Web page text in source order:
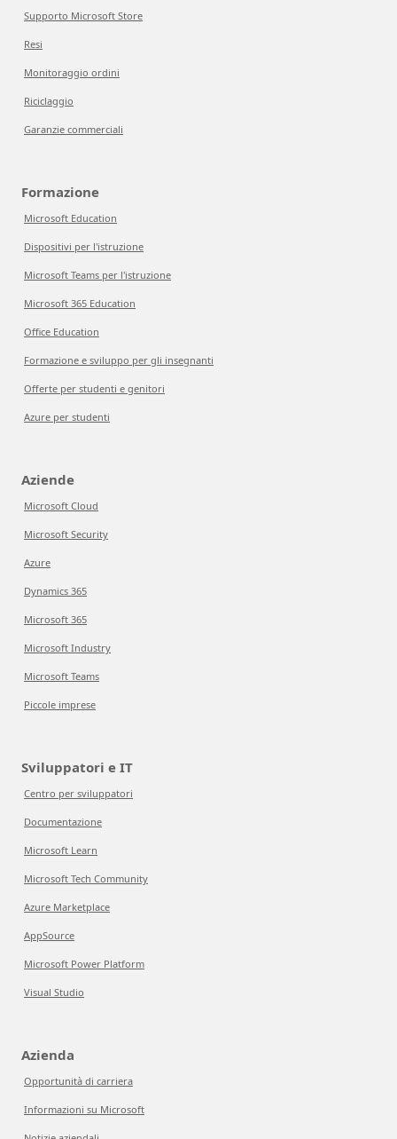
Supporto Microsoft Store
Resi
Monitoraggio ordini
Riciclaggio
Garanzie commerciali
Formazione
Microsoft Education
Dispositivi per l'istruzione
Microsoft Teams per l'istruzione
Microsoft 365 Education
Office Education
Formazione e sviluppo per gli insegnanti
Offerte per studenti e genitori
Azure per studenti
Aziende
Microsoft Cloud
Microsoft Security
Azure
Dynamics 365
Microsoft 365
Microsoft Industry
Microsoft Teams
Piccole imprese
Sviluppatori e IT
Centro per sviluppatori
Documentazione
Microsoft Learn
Microsoft Tech Community
Azure Marketplace
AppSource
Microsoft Power Platform
Visual Studio
Azienda
Opportunità di carriera
Informazioni su Microsoft